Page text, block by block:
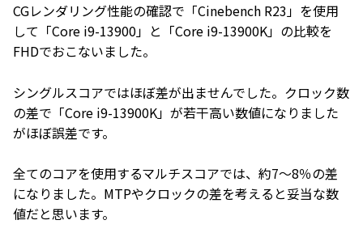
CGレンダリング性能の確認で「Cinebench R23」を使用
して「Core i9-13900」と「Core i9-13900K」の比較を
FHDでおこないました。
シングルスコアではほぼ差が出ませんでした。クロック数
の差で「Core i9-13900K」が若干高い数値になりました
がほぼ誤差です。
全てのコアを使用するマルチスコアでは、約7～8％の差
になりました。MTPやクロックの差を考えると妥当な数
値だと思います。